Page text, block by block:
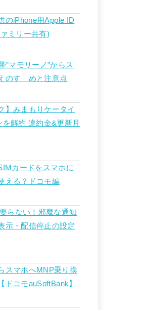
のiPhone用Apple ID
ミリー共有)
”マモリーノ”からス
のすゝめと注意点
】みまもりケータイ
解約 違約金&更新月
カードをスマホに
える？ドコモ編
らない！邪魔な通知
示・配信停止の設定
スマホへMNP乗り換
ドコモauSoftBank】